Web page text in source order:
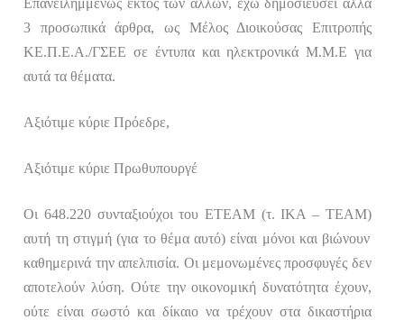
3 προσωπικά άρθρα, ως Μέλος Διοικούσας Επιτροπής
ΚΕ.Π.Ε.Α./ΓΣΕΕ σε έντυπα και ηλεκτρονικά Μ.Μ.Ε για
αυτά τα θέματα.
Αξιότιμε κύριε Πρόεδρε,
Αξιότιμε κύριε Πρωθυπουργέ
Οι 648.220 συνταξιούχοι του ΕΤΕΑΜ (τ. ΙΚΑ – ΤΕΑΜ)
αυτή τη στιγμή (για το θέμα αυτό) είναι μόνοι και βιώνουν
καθημερινά την απελπισία. Οι μεμονωμένες προσφυγές δεν
αποτελούν λύση. Ούτε την οικονομική δυνατότητα έχουν,
ούτε είναι σωστό και δίκαιο να τρέχουν στα δικαστήρια